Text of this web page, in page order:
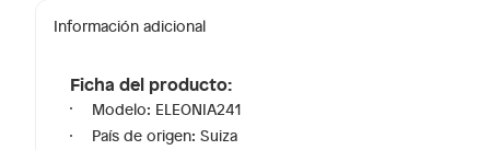
Información adicional
Ficha del producto:
Modelo: ELEONIA241
País de origen: Suiza